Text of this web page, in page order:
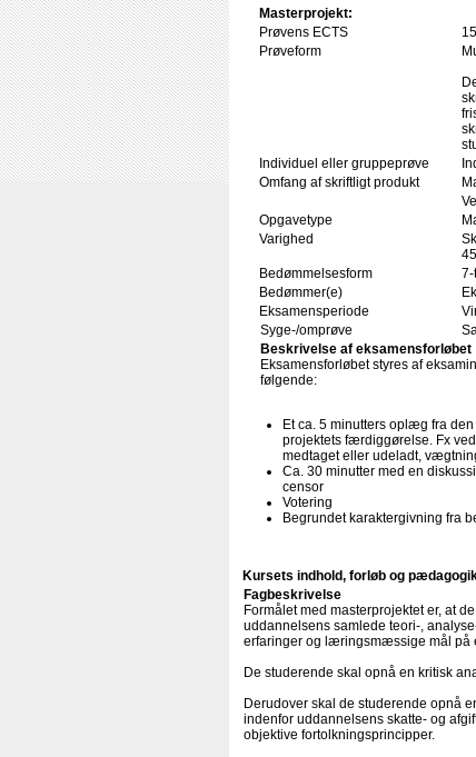
Masterprojekt:
Prøvens ECTS
15
Prøveform
Individuel eller gruppeprøve
Omfang af skriftligt produkt
Opgavetype
Varighed
Bedømmelsesform
Bedømmer(e)
Eksamensperiode
Syge-/omprøve
Beskrivelse af eksamensforløbet
Eksamensforløbet styres af
følgende:
Et ca. 5 minutters oplæg fra
projektets færdiggørelse. Fx
medtaget eller udeladt,
Ca. 30 minutter med en
censor
Votering
Begrundet karaktergivning fra
Kursets indhold, forløb og
Fagbeskrivelse
Formålet med masterprojektet er, at
uddannelsens samlede teori-,
erfaringer og læringsmæssige mål på
De studerende skal opnå en kritisk
Derudover skal de studerende opnå
indenfor uddannelsens skatte- og
objektive fortolkningsprincipper.